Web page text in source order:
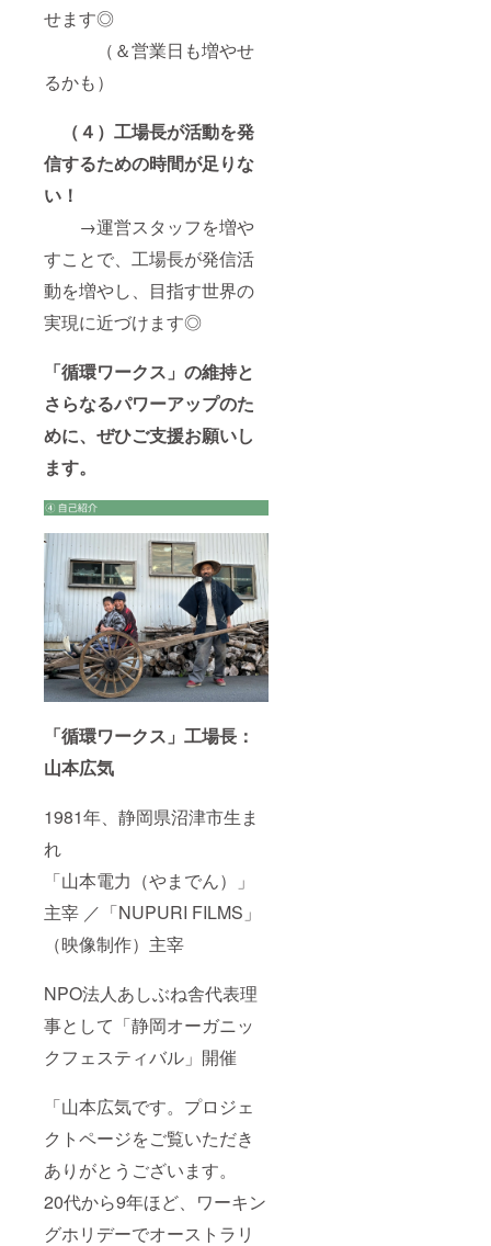
せます◎
（＆営業日も増やせ
るかも）
（４）工場長が活動を発
信するための時間が足りな
い！
→運営スタッフを増や
すことで、工場長が発信活
動を増やし、目指す世界の
実現に近づけます◎
「循環ワークス」の維持と
さらなるパワーアップのた
めに、ぜひご支援お願いし
ます。
「循環ワークス」工場長：
山本広気
1981年、静岡県沼津市生ま
れ
「山本電力（やまでん）」
主宰 ／「NUPURI FILMS」
（映像制作）主宰
NPO法人あしぶね舎代表理
事として「静岡オーガニッ
クフェスティバル」開催
「山本広気です。プロジェ
クトページをご覧いただき
ありがとうございます。
20代から9年ほど、ワーキン
グホリデーでオーストラリ